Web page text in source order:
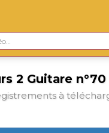
2 Guitare n°70
à